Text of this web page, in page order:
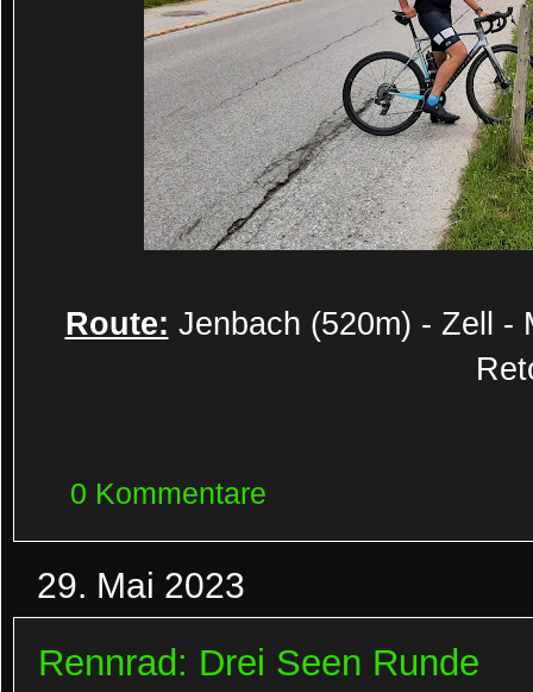
Route: Jenbach (520m) - Zell -
0 Kommentare
29. Mai 2023
Rennrad: Drei Seen Runde